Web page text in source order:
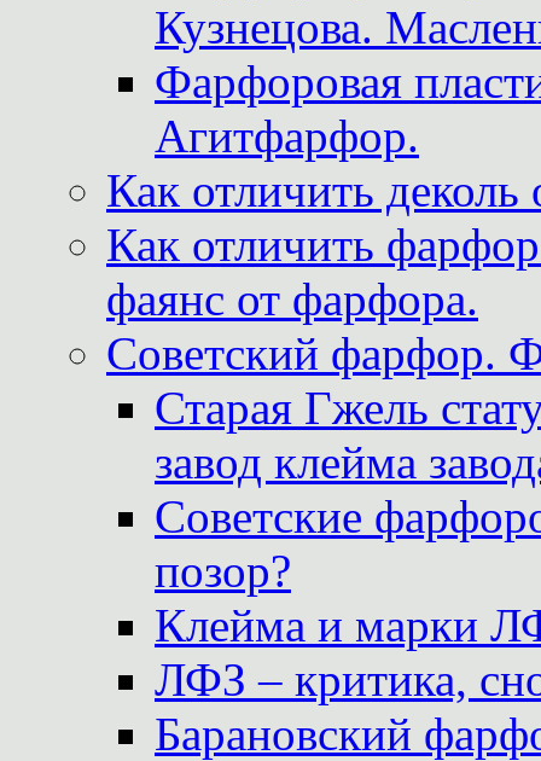
Кузнецова.
Фарфоровая
Агитфарфор.
Как отличить
Как отличить
фаянс от фарфора.
Советский фарфор.
Старая Гжель
завод клейма
Советские
позор?
Клейма и марки
ЛФЗ – критика,
Барановский